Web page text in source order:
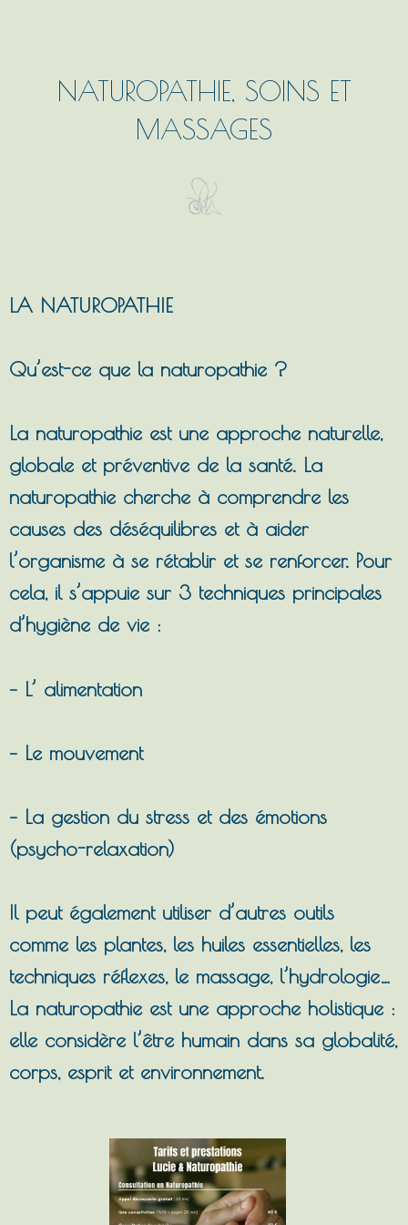
NATUROPATHIE, SOINS ET
MASSAGES
LA NATUROPATHIE
Qu’est-ce que la naturopathie ?
La naturopathie est une approche naturelle,
globale et préventive de la santé. La
naturopathie cherche à comprendre les
causes des déséquilibres et à aider
l’organisme à se rétablir et se renforcer. Pour
cela, il s’appuie sur 3 techniques principales
d’hygiène de vie :
– L’ alimentation
– Le mouvement
– La gestion du stress et des émotions
(psycho-relaxation)
Il peut également utiliser d’autres outils
comme les plantes, les huiles essentielles, les
techniques réflexes, le massage, l’hydrologie…
La naturopathie est une approche holistique :
elle considère l’être humain dans sa globalité,
corps, esprit et environnement.